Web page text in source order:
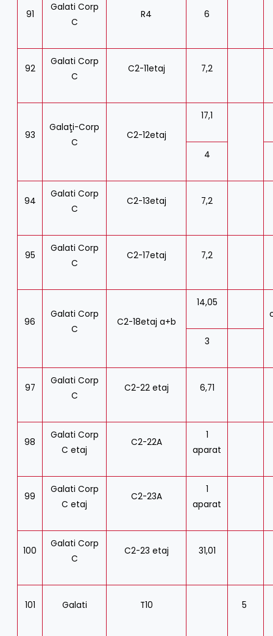
91
Galati Corp
C
R4 6
92
Galati Corp
C
C2-11etaj 7,2
93
Galaţi-Corp
C
C2-12etaj
17,1
4
94
Galati Corp
C
C2-13etaj 7,2
95
Galati Corp
C
C2-17etaj 7,2
96
Galati Corp
C
C2-18etaj a+b
14,05
3
97
Galati Corp
C
C2-22 etaj 6,71
98
Galati Corp
C etaj
C2-22A
1
aparat
99
Galati Corp
C etaj
C2-23A
1
aparat
100
Galati Corp
C
C2-23 etaj 31,01
101 Galati T10 5